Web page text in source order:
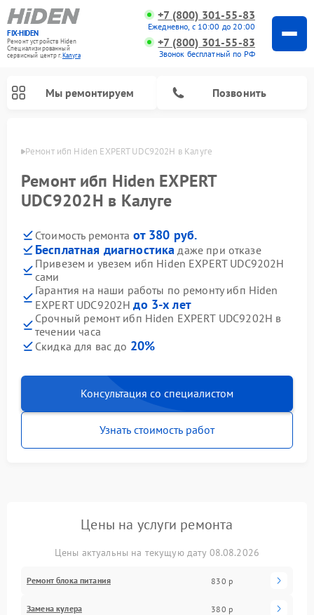
FIX-HIDEN
Ремонт устройств Hiden
Специализированный
cервисный центр г.Калуга
+7 (800) 301-55-83
Ежедневно, с 10:00 до 20:00
+7 (800) 301-55-83
Звонок бесплатный по РФ
Мы ремонтируем Позвонить
Ремонт ибп Hiden EXPERT UDC9202H в Калуге
Ремонт ибп Hiden EXPERT
UDC9202H в Калуге
Стоимость ремонта от 380 руб.
Бесплатная диагностика даже при отказе
Привезем и увезем ибп Hiden EXPERT UDC9202H
сами
Гарантия на наши работы по ремонту ибп Hiden
EXPERT UDC9202Hдо 3-х лет
Срочный ремонт ибп Hiden EXPERT UDC9202H в
течении часа
Скидка для вас до 20%
Консультация со специалистом
Узнать стоимость работ
Цены на услуги ремонта
Цены актуальны на текущую дату 08.08.2026
Ремонт блока питания 830 р
Замена кулера 380 р